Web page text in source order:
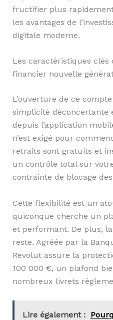
fructifier plus
les avantages de
digitale moderne.
Les caractéristiques clés
financier nouvelle
L’ouverture de ce
simplicité déconcertante
depuis l’application
n’est exigé pour
retraits sont gratuits et
un contrôle total sur
contrainte de blocage
Cette flexibilité est un
quiconque cherche un
et performant. De plus,
reste. Agréée par la
Revolut assure la
100 000 €, un plafond
nombreux livrets
Lire également :